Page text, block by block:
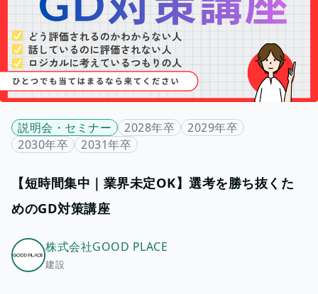
説明会・セミナー 2028年卒
2029年卒
2030年卒
2031年卒
【短時間集中｜業界未定OK】選考を勝ち抜くた
めのGD対策講座
株式会社GOOD PLACE
建設